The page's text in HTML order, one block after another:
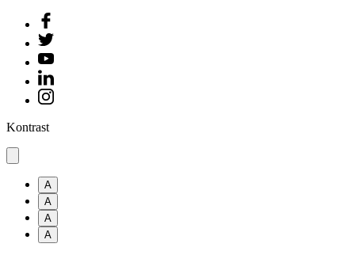
Kontrast
A
A
A
A